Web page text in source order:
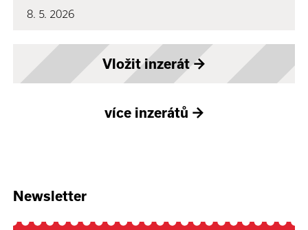
8. 5. 2026
Vložit inzerát→
více inzerátů →
Newsletter